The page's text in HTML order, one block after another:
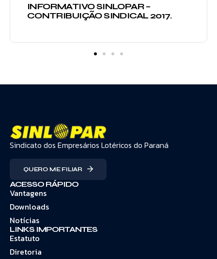
INFORMATIVO SINLOPAR –
CONTRIBUIÇÃO SINDICAL 2017.
Sindicato dos Empresários Lotéricos do Paraná
QUERO ME FILIAR
ACESSO RÁPIDO
Vantagens
Downloads
Notícias
LINKS IMPORTANTES
Estatuto
Diretoria